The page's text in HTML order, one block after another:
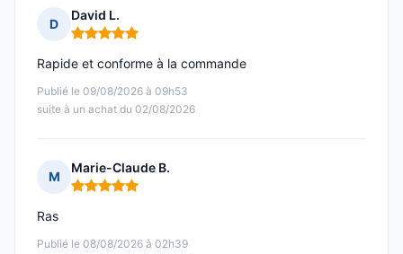
D
David L.
Note : 5 sur 5
Publié le 09/08/2026 à 09h53
suite à un achat du 02/08/2026
Rapide et conforme à la commande
M
Marie-Claude B.
Note : 5 sur 5
Publié le 08/08/2026 à 02h39
Ras